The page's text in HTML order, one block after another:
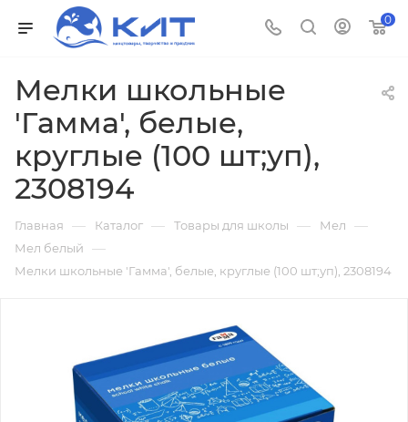
0
Мелки школьные
'Гамма', белые,
круглые (100 шт;уп),
2308194
Главная — Каталог — Товары для школы — Мел —
Мел белый —
Мелки школьные 'Гамма', белые, круглые (100 шт;уп), 2308194